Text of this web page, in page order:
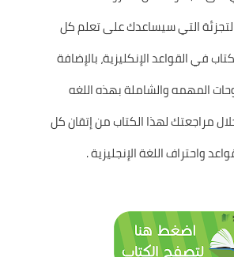
التي سيساعدك على تعلم كل
في القواعد الإنكليزية، بالإضافة
المهمه والشاملة بهذه اللغه
مراجعتك لهذا الكتاب من إتقان كل
واحتراف اللغة الإنجليزية .